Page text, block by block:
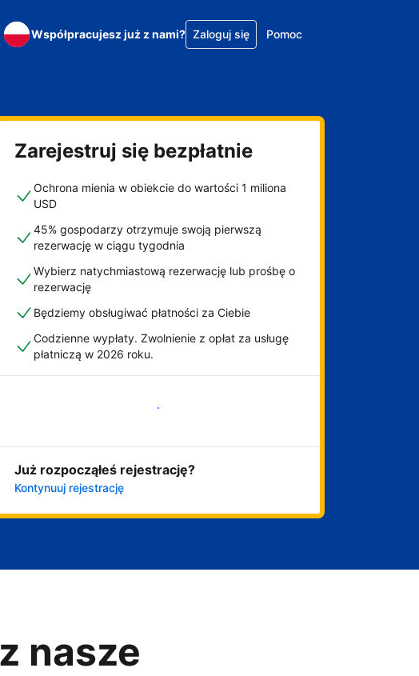
Współpracujesz już z nami? Zaloguj się Pomoc
Zarejestruj się bezpłatnie
Ochrona mienia w obiekcie do wartości 1 miliona
USD
45% gospodarzy otrzymuje swoją pierwszą
rezerwację w ciągu tygodnia
Wybierz natychmiastową rezerwację lub prośbę o
rezerwację
Będziemy obsługiwać płatności za Ciebie
Codzienne wypłaty. Zwolnienie z opłat za usługę
płatniczą w 2026 roku.
Zacznij już teraz
Już rozpocząłeś rejestrację?
Kontynuuj rejestrację
nasze